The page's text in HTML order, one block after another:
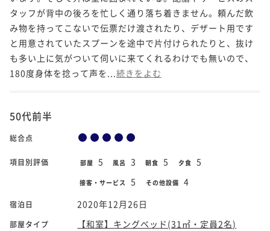
タッフが背中の後ろを忙しく通り落ち着きません。頼んだ飲
み物を持ってこないで伝票だけ渡されたり、デザート用です
と用意されていたスプーンを途中で片付けられたりと、抜け
も多い上に気がついて伺いに来てくれるわけでも無いので、
180度身体を捻って声を... 続きをよむ
50代前半
総合点
項目別評価 部屋 5 風呂 3 朝食 5 夕食 5
接客・サービス 5 その他設備 4
宿泊日 2020年12月26日
部屋タイプ
【和室】キングベッド(31㎡・定員2名)